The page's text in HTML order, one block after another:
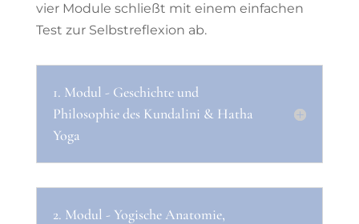
vier Module schließt mit einem einfachen
Test zur Selbstreflexion ab.
1. Modul - Geschichte und
Philosophie des Kundalini & Hatha
Yoga
2. Modul - Yogische Anatomie,